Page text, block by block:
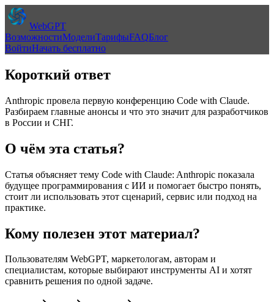
WebGPT
ВозможностиМоделиТарифыFAQБлог
ВойтиНачать бесплатно
Короткий ответ
Anthropic провела первую конференцию Code with Claude.
Разбираем главные анонсы и что это значит для разработчиков
в России и СНГ.
О чём эта статья?
Статья объясняет тему Code with Claude: Anthropic показала
будущее программирования с ИИ и помогает быстро понять,
стоит ли использовать этот сценарий, сервис или подход на
практике.
Кому полезен этот материал?
Пользователям WebGPT, маркетологам, авторам и
специалистам, которые выбирают инструменты AI и хотят
сравнить решения по одной задаче.